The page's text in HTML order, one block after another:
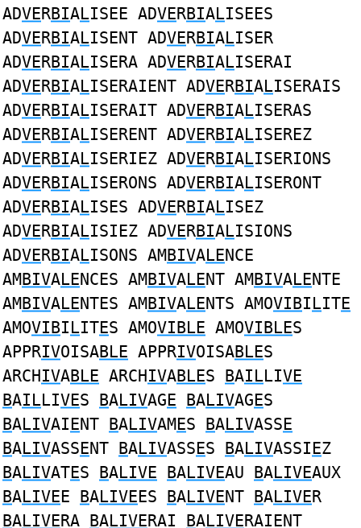
ADVERBIALISEE ADVERBIALISEES
ADVERBIALISENT ADVERBIALISER
ADVERBIALISERA ADVERBIALISERAI
ADVERBIALISERAIENT ADVERBIALISERAIS
ADVERBIALISERAIT ADVERBIALISERAS
ADVERBIALISERENT ADVERBIALISEREZ
ADVERBIALISERIEZ ADVERBIALISERIONS
ADVERBIALISERONS ADVERBIALISERONT
ADVERBIALISES ADVERBIALISEZ
ADVERBIALISIEZ ADVERBIALISIONS
ADVERBIALISONS AMBIVALENCE
AMBIVALENCES AMBIVALENT AMBIVALENTE
AMBIVALENTES AMBIVALENTS AMOVIBILITE
AMOVIBILITES AMOVIBLE AMOVIBLES
APPRIVOISABLE APPRIVOISABLES
ARCHIVABLE ARCHIVABLES BAILLIVE
BAILLIVES BALIVAGE BALIVAGES
BALIVAIENT BALIVAMES BALIVASSE
BALIVASSENT BALIVASSES BALIVASSIEZ
BALIVATES BALIVE BALIVEAU BALIVEAUX
BALIVEE BALIVEES BALIVENT BALIVER
BALIVERA BALIVERAI BALIVERAIENT